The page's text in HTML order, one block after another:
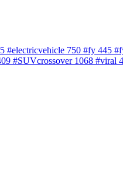
#electricvehicle 750 #fy 445
#SUVcrossover 1068 #viral